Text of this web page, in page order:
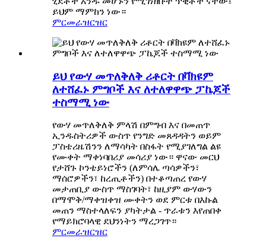
ይህም ማምከን ነው።
ምርመራዝርዝር
ይህ የውሃ መጥለቅለቅ ሪቶርት በቫክዩም
ለተሸፈኑ ምግቦች እና ለተለዋዋጭ ፓኬጆች
ተስማሚ ነው
የውሃ መጥለቅለቅ ምላሽ በምግብ እና በመጠጥ
ኢንዱስትሪዎች ውስጥ የንግድ መጸዳዳትን ወይም
ፓስቴሪዜሽንን ለማሳካት በስፋት የሚያገለግል ልዩ
የሙቀት ማቀነባበሪያ መሳሪያ ነው። ዋናው መርህ
የታሸጉ ኮንቴይነሮችን (ለምሳሌ ጣሳዎችን፣
ማሰሮዎችን፣ ከረጢቶችን) በተቆጣጠረ የውሃ
መታጠቢያ ውስጥ ማስገባት፣ ከዚያም ውሃውን
በማሞቅ/ማቀዝቀዝ ሙቀትን ወደ ምርቱ በእኩል
መጠን ማስተላለፍን ያካትታል - ጥራቱን እየጠበቀ
የማይክሮባላዊ ደህንነትን ማረጋገጥ።
ምርመራዝርዝር